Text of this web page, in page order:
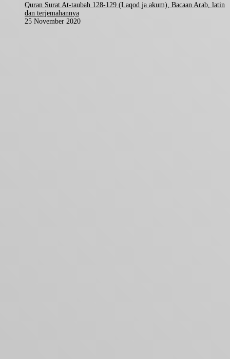
Quran Surat At-taubah 128-129 (Laqod ja akum), Bacaan Arab, latin
dan terjemahannya
25 November 2020